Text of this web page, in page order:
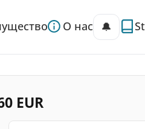
О нас 🔔
EUR